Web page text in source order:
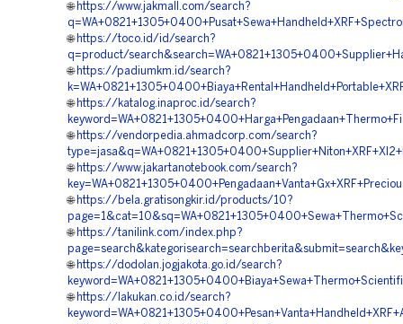
🌐 https://www.jakmall.com/search?
🌐 https://toco.id/id/search?
q=product/
🌐 https://padiumkm.id/search?
🌐 https://katalog.inaproc.id/search?
🌐 https://vendorpedia.ahmadcorp.com/search?
🌐 https://www.jakartanotebook.com/search?
🌐 https://bela.gratisongkir.id/products/10?
🌐 https://tanilink.com/index.php?
🌐 https://dodolan.jogjakota.go.id/search?
🌐 https://lakukan.co.id/search?